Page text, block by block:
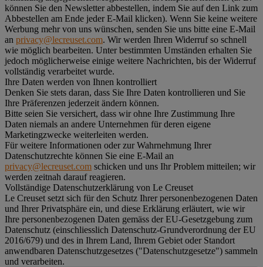
können Sie den Newsletter abbestellen, indem Sie auf den Link zum
Abbestellen am Ende jeder E-Mail klicken). Wenn Sie keine weitere
Werbung mehr von uns wünschen, senden Sie uns bitte eine E-Mail
an privacy@lecreuset.com. Wir werden Ihren Widerruf so schnell
wie möglich bearbeiten. Unter bestimmten Umständen erhalten Sie
jedoch möglicherweise einige weitere Nachrichten, bis der Widerruf
vollständig verarbeitet wurde.
Ihre Daten werden von Ihnen kontrolliert
Denken Sie stets daran, dass Sie Ihre Daten kontrollieren und Sie
Ihre Präferenzen jederzeit ändern können.
Bitte seien Sie versichert, dass wir ohne Ihre Zustimmung Ihre
Daten niemals an andere Unternehmen für deren eigene
Marketingzwecke weiterleiten werden.
Für weitere Informationen oder zur Wahrnehmung Ihrer
Datenschutzrechte können Sie eine E-Mail an
privacy@lecreuset.com schicken und uns Ihr Problem mitteilen; wir
werden zeitnah darauf reagieren.
Vollständige Datenschutzerklärung von Le Creuset
Le Creuset setzt sich für den Schutz Ihrer personenbezogenen Daten
und Ihrer Privatsphäre ein, und diese Erklärung erläutert, wie wir
Ihre personenbezogenen Daten gemäss der EU-Gesetzgebung zum
Datenschutz (einschliesslich Datenschutz-Grundverordnung der EU
2016/679) und des in Ihrem Land, Ihrem Gebiet oder Standort
anwendbaren Datenschutzgesetzes ("Datenschutzgesetze") sammeln
und verarbeiten.